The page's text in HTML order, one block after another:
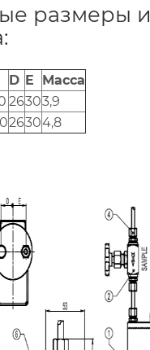
размеры и
D E
Масса
26303,9
26304,8